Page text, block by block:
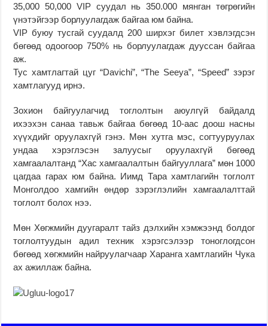
35,000 50,000 VIP суудал нь 350.000 мянган төгрөгийн
үнэтэйгээр борлуулагдаж байгаа юм байна.
VIP буюу тусгай суудалд 200 ширхэг билет хэвлэгдсэн
бөгөөд одоогоор 750% нь борлуулагдаж дууссан байгаа
аж.
Тус хамтлагтай цуг “Davichi”, “The Seeya”, “Speed” зэрэг
хамтлагууд ирнэ.
Зохион байгуулагчид тоглолтын аюулгүй байдалд
ихээхэн санаа тавьж байгаа бөгөөд 10-аас доош насны
хүүхдийг оруулахгүй гэнэ. Мөн хутга мэс, согтууруулах
ундаа хэрэглэсэн залуусыг оруулахгүй бөгөөд
хамгаалалтанд “Хас хамгаалалтын байгууллага” мөн 1000
цагдаа гарах юм байна. Иимд Тара хамтлагийн тоглолт
Монголдоо хамгийн өндөр зэрэглэлийн хамгаалалттай
тоглолт болох нээ.
Мөн Хөгжмийн дуугаралт тайз дэлхийн хэмжээнд болдог
тоглолтуудын адил техник хэрэгсэлээр тоноглогдсон
бөгөөд хөгжмийн найруулагчаар Харанга хамтлагийн Чука
ах ажиллаж байна.